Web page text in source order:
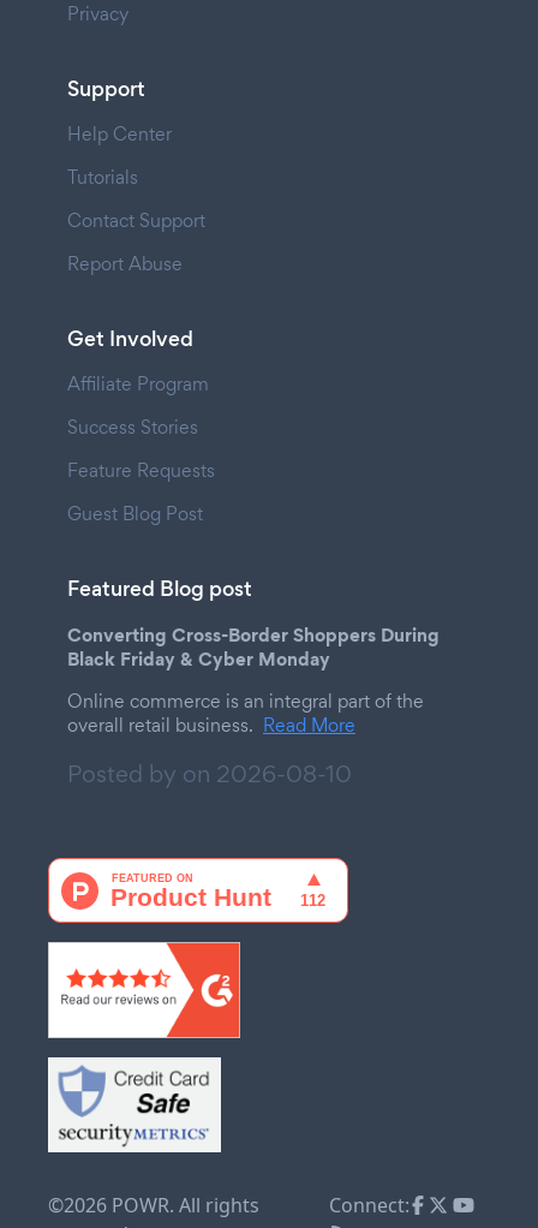
Privacy
Support
Help Center
Tutorials
Contact Support
Report Abuse
Get Involved
Affiliate Program
Success Stories
Feature Requests
Guest Blog Post
Featured Blog post
Converting Cross-Border Shoppers During
Black Friday & Cyber Monday
Online commerce is an integral part of the
overall retail business. Read More
Posted by on 2026-08-10
©2026 POWR. All rights
Connect: